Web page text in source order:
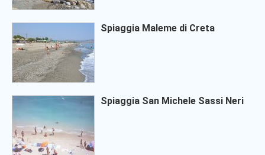
Spiaggia Maleme di Creta
Spiaggia San Michele Sassi Neri